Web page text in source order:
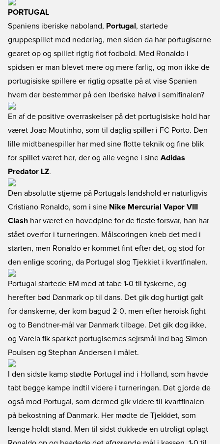
PORTUGAL
Spaniens iberiske naboland, Portugal , startede
gruppespillet med nederlag, men siden da har portugiserne
gearet op og spillet rigtig flot fodbold. Med Ronaldo i
spidsen er man blevet mere og mere farlig, og mon ikke de
portugisiske spillere er rigtig opsatte på at vise Spanien
hvem der bestemmer på den Iberiske halvø i semifinalen?
En af de positive overraskelser på det portugisiske hold har
været Joao Moutinho, som til daglig spiller i FC Porto. Den
lille midtbanespiller har med sine flotte teknik og fine blik
for spillet været her, der og alle vegne i sine Adidas
Predator LZ.
Den absolutte stjerne på Portugals landshold er naturligvis
Cristiano Ronaldo, som i sine Nike Mercurial Vapor VIII
Clash har været en hovedpine for de fleste forsvar, han har
stået overfor i turneringen. Målscoringen kneb det med i
starten, men Ronaldo er kommet fint efter det, og stod for
den enlige scoring, da Portugal slog Tjekkiet i kvartfinalen.
Portugal startede EM med at tabe 1-0 til tyskerne, og
herefter bød Danmark op til dans. Det gik dog hurtigt galt
for danskerne, der kom bagud 2-0, men efter heroisk fight
og to Bendtner-mål var Danmark tilbage. Det gik dog ikke,
og Varela fik sparket portugisernes sejrsmål ind bag Simon
Poulsen og Stephan Andersen i målet.
I den sidste kamp stødte Portugal ind i Holland, som havde
tabt begge kampe indtil videre i turneringen. Det gjorde de
også mod Portugal, som dermed gik videre til kvartfinalen
på bekostning af Danmark. Her mødte de Tjekkiet, som
længe holdt stand. Men til sidst dukkede en utroligt oplagt